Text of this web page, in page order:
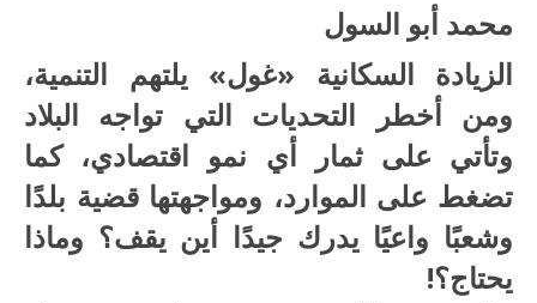
«غول»
الزيادة
السكانية
مغلقة
محمد أبو السول
الزيادة السكانية «غول» يلتهم التنمية،
ومن أخطر التحديات التي تواجه البلاد
وتأتي على ثمار أي نمو اقتصادي، كما
تضغط على الموارد، ومواجهتها قضية بلدًا
وشعبًا واعيًا يدرك جيدًا أين يقف؟ وماذا
يحتاج؟!